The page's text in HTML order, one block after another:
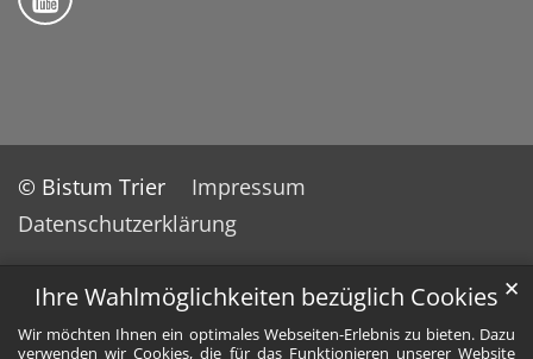
Ihre Wahlmöglichkeiten bezüglich Cookies
Wir möchten Ihnen ein optimales Webseiten-Erlebnis zu bieten. Dazu
verwenden wir Cookies, die für das Funktionieren unserer Website
✕
© Bistum Trier
Impressum
Datenschutzerklärung